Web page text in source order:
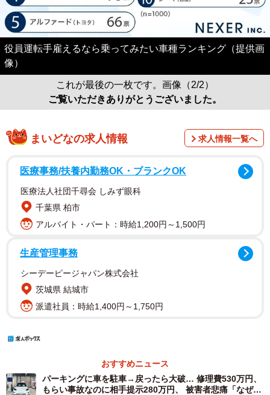
役員運転手雇えるなら乗ってみたい車種ランキング（提供画
像）
これが最後の一枚です。画像（2/2）
ご覧いただきありがとうございました。
まいどなの求人情報 求人情報一覧へ
医療事務/扶養内勤務OK・ブランクOK
医療法人社団千尋会 しみず眼科
千葉県 柏市
アルバイト・パート：時給1,200円～1,500円
生産管理事務
シーデーピージャパン株式会社
茨城県 結城市
派遣社員：時給1,400円～1,750円
おすすめニュース
パーキングに車を駐車→戻ったら大破… 修理費530万円、
もらい事故なのに相手提示280万円、 被害者悲痛「なぜ泣